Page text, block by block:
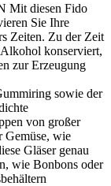
Mit diesen Fido
Sie Ihre
Zeiten. Zu der Zeit
konserviert,
zur Erzeugung
sowie der
von großer
Gemüse, wie
Gläser genau
wie Bonbons oder